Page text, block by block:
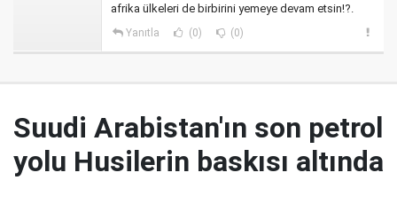
afrika ülkeleri de birbirini yemeye devam etsin!?.
Yanıtla (0) (0)
Suudi Arabistan'ın son petrol
yolu Husilerin baskısı altında